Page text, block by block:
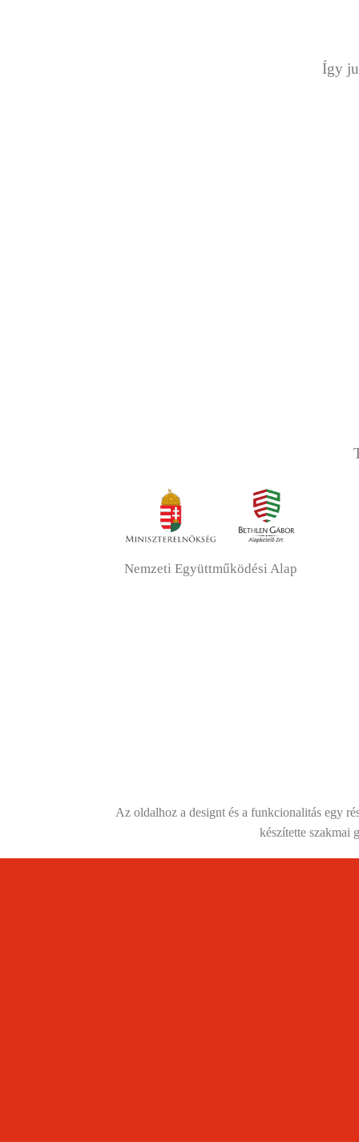
Így
Nemzeti Együttműködési Alap
Az oldalhoz a designt és a funkcionalitás egy
készítette szakmai